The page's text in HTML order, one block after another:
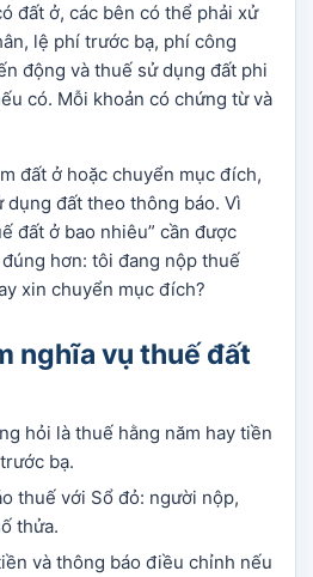
đất ở, các bên có thể phải xử
lệ phí trước bạ, phí công
động và thuế sử dụng đất phi
có. Mỗi khoản có chứng từ và
đất ở hoặc chuyển mục đích,
đất theo thông báo. Vì
đất ở bao nhiêu” cần được
hơn: tôi đang nộp thuế
xin chuyển mục đích?
nghĩa vụ thuế đất
hỏi là thuế hằng năm hay tiền
bạ.
thuế với Sổ đỏ: người nộp,
thửa.
và thông báo điều chỉnh nếu